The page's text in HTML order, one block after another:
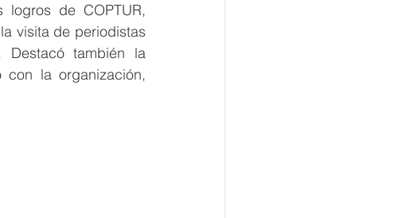
de COPTUR,
visita de periodistas
Destacó también la
con la organización,